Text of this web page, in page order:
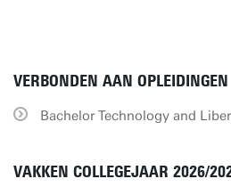
VERBONDEN AAN OPLEIDINGEN
Bachelor Technology and
VAKKEN COLLEGEJAAR 2026/